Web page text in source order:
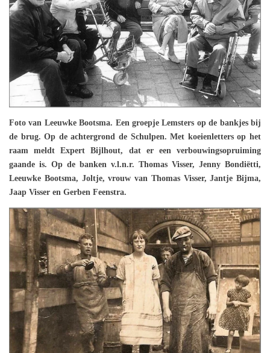
Foto van Leeuwke Bootsma. Een groepje Lemsters op de bankjes bij
de brug. Op de achtergrond de Schulpen. Met koeienletters op het
raam meldt Expert Bijlhout, dat er een verbouwingsopruiming
gaande is. Op de banken v.l.n.r. Thomas Visser, Jenny Bondiëtti,
Leeuwke Bootsma, Joltje, vrouw van Thomas Visser, Jantje Bijma,
Jaap Visser en Gerben Feenstra.